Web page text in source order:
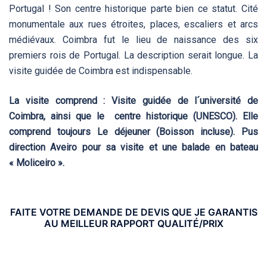
Portugal ! Son centre historique parte bien ce statut. Cité
monumentale aux rues étroites, places, escaliers et arcs
médiévaux. Coimbra fut le lieu de naissance des six
premiers rois de Portugal. La description serait longue. La
visite guidée de Coimbra est indispensable.
La visite comprend : Visite guidée de l´université de
Coimbra, ainsi que le centre historique (UNESCO). Elle
comprend toujours Le déjeuner (Boisson incluse). Pus
direction Aveiro pour sa visite et une balade en bateau
« Moliceiro ».
FAITE VOTRE DEMANDE DE DEVIS QUE JE GARANTIS
AU MEILLEUR RAPPORT QUALITÉ/PRIX